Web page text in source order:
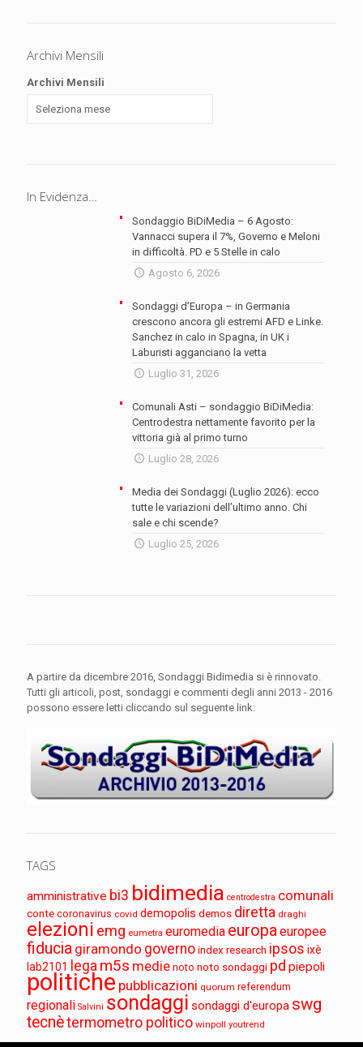
Archivi Mensili
Archivi Mensili
In Evidenza…
Sondaggio BiDiMedia – 6 Agosto:
Vannacci supera il 7%, Governo e Meloni
in difficoltà. PD e 5 Stelle in calo
Agosto 6, 2026
Sondaggi d’Europa – in Germania
crescono ancora gli estremi AFD e Linke.
Sanchez in calo in Spagna, in UK i
Laburisti agganciano la vetta
Luglio 31, 2026
Comunali Asti – sondaggio BiDiMedia:
Centrodestra nettamente favorito per la
vittoria già al primo turno
Luglio 28, 2026
Media dei Sondaggi (Luglio 2026): ecco
tutte le variazioni dell’ultimo anno. Chi
sale e chi scende?
Luglio 25, 2026
A partire da dicembre 2016, Sondaggi Bidimedia si è rinnovato.
Tutti gli articoli, post, sondaggi e commenti degli anni 2013 - 2016
possono essere letti cliccando sul seguente link:
TAGS
amministrative bi3 bidimedia centrodestra comunali
conte coronavirus covid demopolis demos diretta draghi
elezioni emg eumetra euromedia europaeuropee
fiducia giramondo governoindex research ipsos ixè
lab2101
lega m5s medie noto noto sondaggi pd piepoli
politiche pubblicazioni quorum referendum
regionali Salvini sondaggi sondaggi d'europa swg
tecnètermometro politico winpoll youtrend